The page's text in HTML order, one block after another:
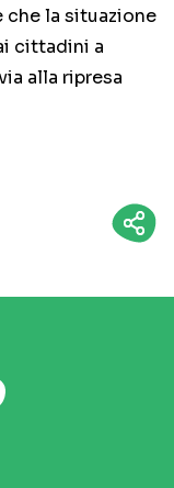
che la situazione
cittadini a
alla ripresa